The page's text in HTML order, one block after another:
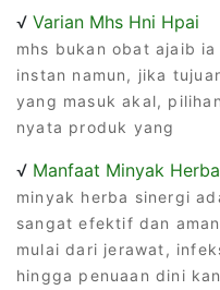
√ Varian Mhs Hni Hpai
mhs bukan obat ajaib
instan namun, jika
yang masuk akal,
nyata produk yang
√ Manfaat Minyak
minyak herba sinergi
sangat efektif dan
mulai dari jerawat,
hingga penuaan dini